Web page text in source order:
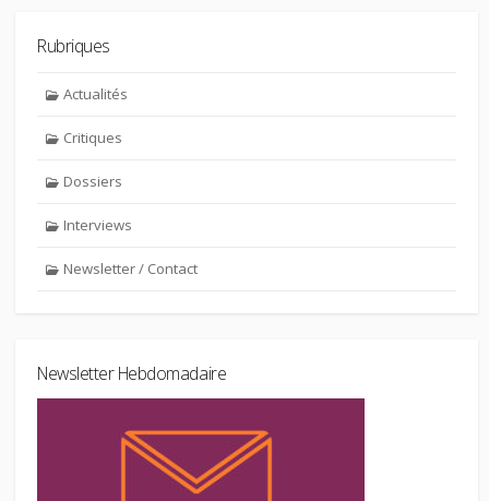
Rubriques
Actualités
Critiques
Dossiers
Interviews
Newsletter / Contact
Newsletter Hebdomadaire